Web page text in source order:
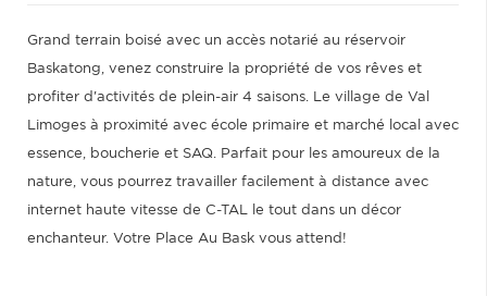
Grand terrain boisé avec un accès notarié au réservoir
Baskatong, venez construire la propriété de vos rêves et
profiter d'activités de plein-air 4 saisons. Le village de Val
Limoges à proximité avec école primaire et marché local avec
essence, boucherie et SAQ. Parfait pour les amoureux de la
nature, vous pourrez travailler facilement à distance avec
internet haute vitesse de C-TAL le tout dans un décor
enchanteur. Votre Place Au Bask vous attend!